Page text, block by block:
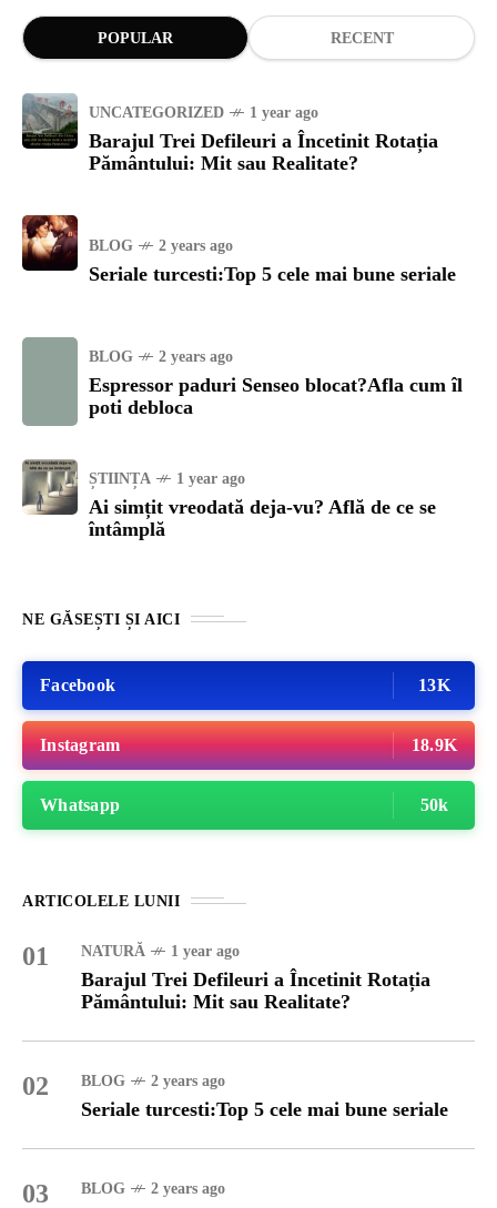
POPULAR RECENT
UNCATEGORIZED 1 year ago
Barajul Trei Defileuri a Încetinit Rotația
Pământului: Mit sau Realitate?
BLOG 2 years ago
Seriale turcesti:Top 5 cele mai bune seriale
BLOG 2 years ago
Espressor paduri Senseo blocat?Afla cum îl
poti debloca
ȘTIINȚA 1 year ago
Ai simțit vreodată deja-vu? Află de ce se
întâmplă
NE GĂSEȘTI ȘI AICI
Facebook 13K
Instagram 18.9K
Whatsapp 50k
ARTICOLELE LUNII
01 NATURĂ 1 year ago
Barajul Trei Defileuri a Încetinit Rotația
Pământului: Mit sau Realitate?
02 BLOG 2 years ago
Seriale turcesti:Top 5 cele mai bune seriale
03 BLOG 2 years ago